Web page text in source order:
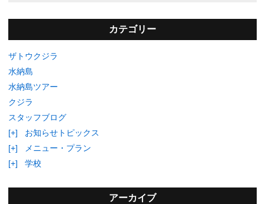
カテゴリー
ザトウクジラ
水納島
水納島ツアー
クジラ
スタッフブログ
[+]
お知らせトピックス
[+]
メニュー・プラン
[+]
学校
アーカイブ